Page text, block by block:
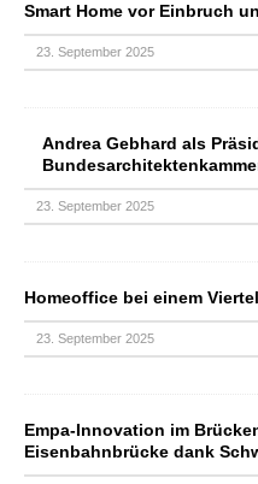
Smart Home vor Einbruch
23. September 2025
Andrea Gebhard als
23. September 2025
Homeoffice bei einem
23. September 2025
Empa-Innovation im
Eisenbahnbrücke dank